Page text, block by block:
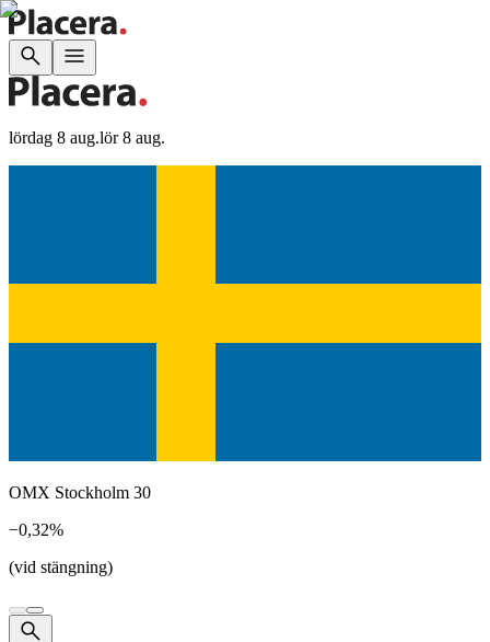
lördag 8 aug.lör 8 aug.
OMX Stockholm 30
−0,32%
(vid stängning)